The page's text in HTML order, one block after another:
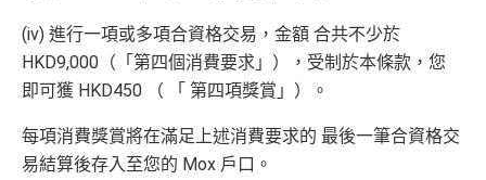
(iv) 進行一項或多項合資格交易，金額 合共不少於
HKD9,000（「第四個消費要求」），受制於本條款，您
即可獲 HKD450 （ 「 第四項獎賞」）。
每項消費獎賞將在滿足上述消費要求的 最後一筆合資格交
易結算後存入至您的 Mox 戶口。